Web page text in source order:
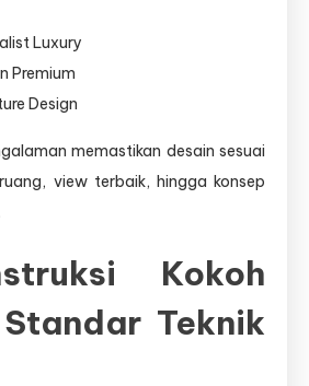
Luxury
Premium
Design
memastikan desain sesuai
view terbaik, hingga konsep
Kokoh
Teknik